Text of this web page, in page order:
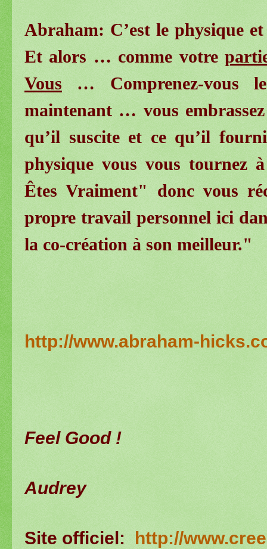
Abraham: C’est le physique
Et alors … comme votre
Vous … Comprenez-vous
maintenant … vous
qu’il suscite et ce qu’il
physique vous vous tournez
Êtes Vraiment" donc vous
propre travail personnel ici
la co-création à son meilleur."
http://www.abraham-
Feel Good !
Audrey
Site officiel: http://